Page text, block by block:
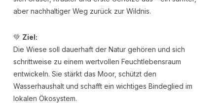
aber nachhaltiger Weg zurück zur Wildnis.
💚 Ziel:
Die Wiese soll dauerhaft der Natur gehören und sich
schrittweise zu einem wertvollen Feuchtlebensraum
entwickeln. Sie stärkt das Moor, schützt den
Wasserhaushalt und schafft ein wichtiges Bindeglied im
lokalen Ökosystem.